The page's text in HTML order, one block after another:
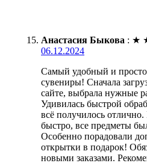
Анастасия Быкова : ★
06.12.2024
Самый удобный и
сувениры! Сначала
сайте, выбрала нужные
Удивилась быстрой
всё получилось
быстро, все предметы
Особенно порадовали
открытки в подарок!
новыми заказами.